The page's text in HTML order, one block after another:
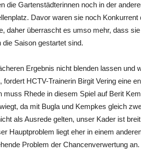
die Gartenstädterinnen noch in der
Davor waren sie noch Konkurrent
daher überrascht es umso mehr, dass
Saison gestartet sind.
Ergebnis nicht blenden lassen und
HCTV-Trainerin Birgit Vering eine
muss Rhede in diesem Spiel auf Berit
da mit Bugla und Kempkes gleich
als Ausrede gelten, unser Kader ist
Hauptproblem liegt eher in einem
Problem der Chancenverwertung an.